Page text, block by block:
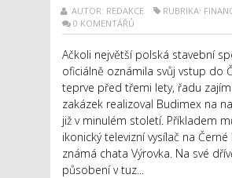
AUTOR: REDAKCE
RUBRIKA:
0 KOMENTÁŘŮ
Ačkoli největší polská stavební
oficiálně oznámila svůj vstup do
teprve před třemi lety, řadu
zakázek realizoval Budimex na
již v minulém století. Příkladem
ikonický televizní vysílač na
známá chata Výrovka. Na své
působení v tuz...